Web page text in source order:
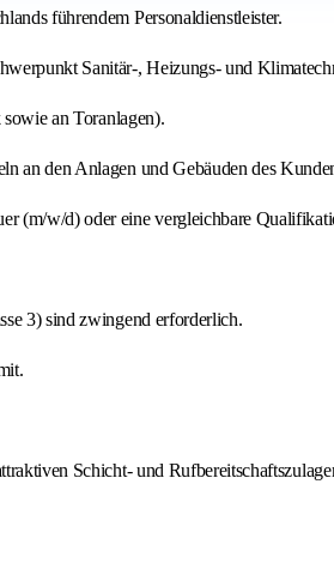
führendem Personaldienstleister.
Sanitär-, Heizungs- und
an Toranlagen).
an den Anlagen und Gebäuden des
(m/w/d) oder eine vergleichbare
3) sind zwingend erforderlich.
Schicht- und